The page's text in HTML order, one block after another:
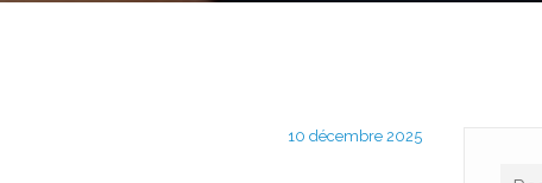
10 décembre 2025